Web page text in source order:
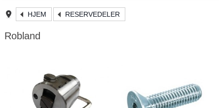
HJEM RESERVEDELER
Robland